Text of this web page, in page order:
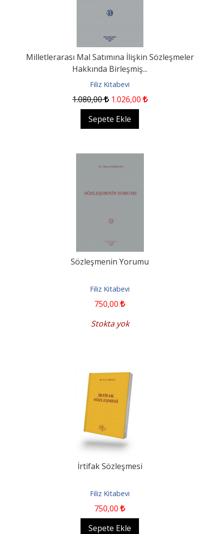
Milletlerarası Mal Satımına İlişkin Sözleşmeler
Hakkında Birleşmiş...
Filiz Kitabevi
1.080,00 1.026,00
Sepete Ekle
Sözleşmenin Yorumu
Filiz Kitabevi
750,00
Stokta yok
İrtifak Sözleşmesi
Filiz Kitabevi
750,00
Sepete Ekle